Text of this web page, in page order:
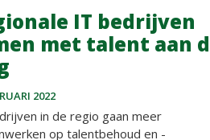
IT bedrijven
met talent aan
2022
in de regio gaan meer
op talentbehoud en -